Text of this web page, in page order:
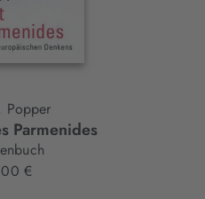
Popper
Parmenides
€